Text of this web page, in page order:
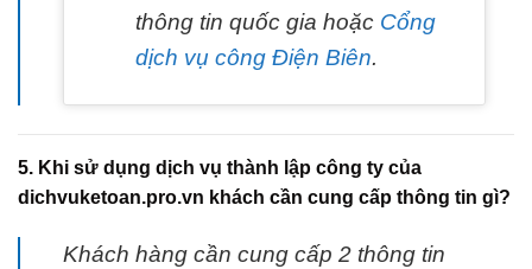
thông tin quốc gia hoặc Cổng
dịch vụ công Điện Biên.
5. Khi sử dụng dịch vụ thành lập công ty của
dichvuketoan.pro.vn khách cần cung cấp thông tin gì?
Khách hàng cần cung cấp 2 thông tin